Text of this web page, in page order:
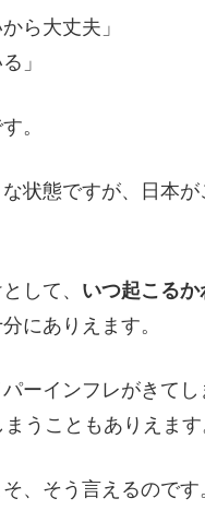
ら大丈夫」
」
。
状態ですが、日本
して、 いつ起こる
にありえます。
ーインフレがきて
うこともありえます
、そう言えるのです